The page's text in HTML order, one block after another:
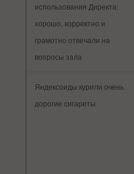
использования Директа:
хорошо, корректно и
грамотно отвечали на
вопросы зала
Яндексоиды курили очень
дорогие сигареты